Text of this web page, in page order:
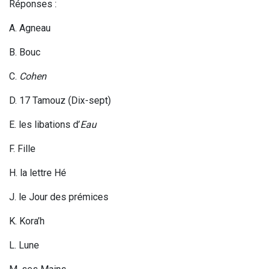
Réponses :
A. Agneau
B. Bouc
C. Cohen
D. 17 Tamouz (Dix-sept)
E. les libations d’Eau
F. Fille
H. la lettre Hé
J. le Jour des prémices
K. Kora’h
L. Lune